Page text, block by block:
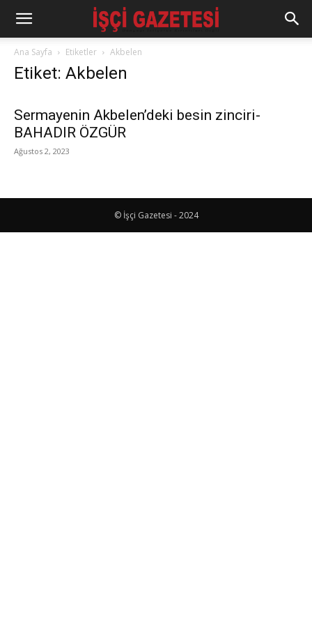
Ana Sayfa Etiketler Akbelen
Etiket: Akbelen
Sermayenin Akbelen’deki besin zinciri-
BAHADIR ÖZGÜR
Ağustos 2, 2023
© İşçi Gazetesi - 2024